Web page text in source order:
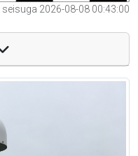
2026-08-08 00:43:00